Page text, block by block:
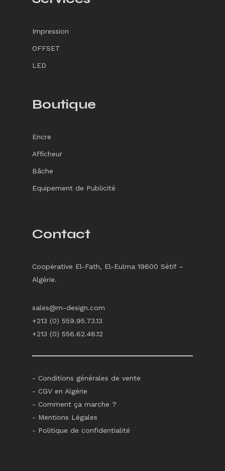
Impression
OFFSET
LED
Boutique
Encre
Afficheur
Bâche
Equipement de Publicité
Contact
Coopérative El-Fath, El-Eulma 19600 Sétif –
Algérie.
sales@m-design.com
+213 (0) 559.95.73.13
+213 (0) 556.62.46.12
- Conditions générales de vente
- CGV en Algérie
- Comment ça marche ?
- Mentions Légales
- Politique de confidentialité